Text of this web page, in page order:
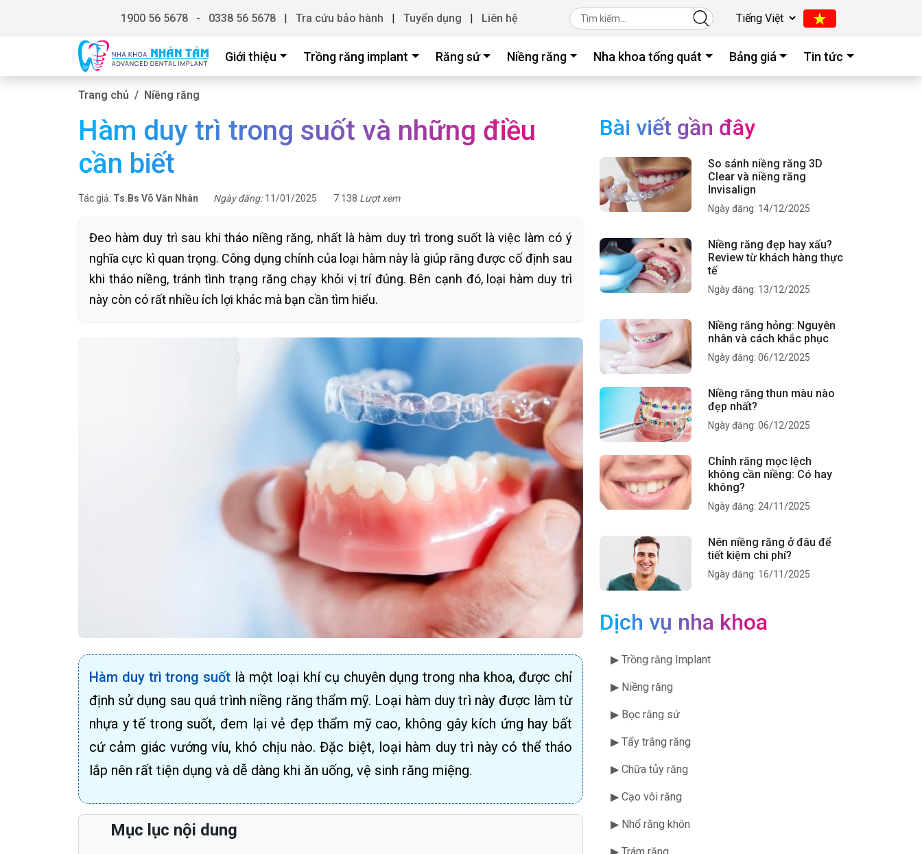
1900 56 5678 - 0338 56 5678 | Tra cứu bảo hành | Tuyển dụng | Liên hệ
Giới thiệu Trồng răng implant Răng sứ Niềng răng Nha khoa tổng quát Bảng giá Tin tức
Trang chủ Niềng răng
Hàm duy trì trong suốt và những điều
cần biết
Tác giả: Ts.Bs Võ Văn Nhân Ngày đăng: 11/01/2025 7.138 Lượt xem
Đeo hàm duy trì sau khi tháo niềng răng, nhất là hàm duy trì trong suốt là việc làm có ý
nghĩa cực kì quan trọng. Công dụng chính của loại hàm này là giúp răng được cố định sau
khi tháo niềng, tránh tình trạng răng chạy khỏi vị trí đúng. Bên cạnh đó, loại hàm duy trì
này còn có rất nhiều ích lợi khác mà bạn cần tìm hiểu.
Hàm duy trì trong suốt là một loại khí cụ chuyên dụng trong nha khoa, được chỉ
định sử dụng sau quá trình niềng răng thẩm mỹ. Loại hàm duy trì này được làm từ
nhựa y tế trong suốt, đem lại vẻ đẹp thẩm mỹ cao, không gây kích ứng hay bất
cứ cảm giác vướng víu, khó chịu nào. Đặc biệt, loại hàm duy trì này có thể tháo
lắp nên rất tiện dụng và dễ dàng khi ăn uống, vệ sinh răng miệng.
Mục lục nội dung
Bài viết gần đây
So sánh niềng răng 3D
Clear và niềng răng
Invisalign
Ngày đăng: 14/12/2025
Niềng răng đẹp hay xấu?
Review từ khách hàng thực
tế
Ngày đăng: 13/12/2025
Niềng răng hỏng: Nguyên
nhân và cách khắc phục
Ngày đăng: 06/12/2025
Niềng răng thun màu nào
đẹp nhất?
Ngày đăng: 06/12/2025
Chỉnh răng mọc lệch
không cần niềng: Có hay
không?
Ngày đăng: 24/11/2025
Nên niềng răng ở đâu để
tiết kiệm chi phí?
Ngày đăng: 16/11/2025
Dịch vụ nha khoa
▶ Trồng răng Implant
▶ Niềng răng
▶ Bọc răng sứ
▶ Tẩy trắng răng
▶ Chữa tủy răng
▶ Cạo vôi răng
▶ Nhổ răng khôn